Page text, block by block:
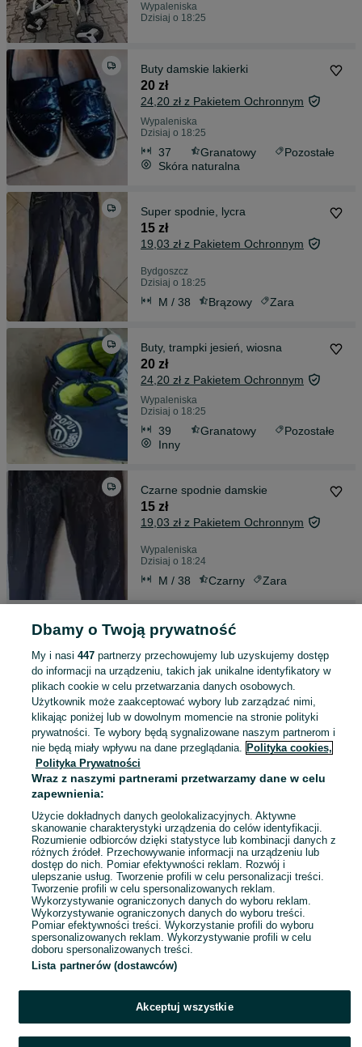
Wypaleniska
Dzisiaj o 18:25
Buty damskie lakierki
20 zł
24,20 zł z Pakietem Ochronnym
Wypaleniska
Dzisiaj o 18:25
37 Granatowy
Pozostałe
Skóra naturalna
Super spodnie, lycra
15 zł
19,03 zł z Pakietem Ochronnym
Bydgoszcz
Dzisiaj o 18:25
M / 38 Brązowy Zara
Buty, trampki jesień, wiosna
20 zł
24,20 zł z Pakietem Ochronnym
Wypaleniska
Dzisiaj o 18:25
39 Granatowy
Pozostałe
Inny
Czarne spodnie damskie
15 zł
19,03 zł z Pakietem Ochronnym
Wypaleniska
Dzisiaj o 18:24
M / 38 Czarny Zara
Piękna granatowa sukienka w białe
kropki
20 zł
24,20 zł z Pakietem Ochronnym
Bydgoszcz
Dzisiaj o 18:24
S / 36 Granatowy
20 zł
Wypaleniska
Dzisiaj o 18:24
S / 36 Czerwony
1 2 3 ... 11
Dbamy o Twoją prywatność
My i nasi 447partnerzy przechowujemy lub uzyskujemy dostęp
do informacji na urządzeniu, takich jak unikalne identyfikatory w
plikach cookie w celu przetwarzania danych osobowych.
Użytkownik może zaakceptować wybory lub zarządzać nimi,
klikając poniżej lub w dowolnym momencie na stronie polityki
prywatności. Te wybory będą sygnalizowane naszym partnerom i
nie będą miały wpływu na dane przeglądania. Polityka cookies,
Polityka Prywatności
Wraz z naszymi partnerami przetwarzamy dane w celu
zapewnienia:
Użycie dokładnych danych geolokalizacyjnych. Aktywne
skanowanie charakterystyki urządzenia do celów identyfikacji.
Rozumienie odbiorców dzięki statystyce lub kombinacji danych z
różnych źródeł. Przechowywanie informacji na urządzeniu lub
dostęp do nich. Pomiar efektywności reklam. Rozwój i
ulepszanie usług. Tworzenie profili w celu personalizacji treści.
Tworzenie profili w celu spersonalizowanych reklam.
Wykorzystywanie ograniczonych danych do wyboru reklam.
Wykorzystywanie ograniczonych danych do wyboru treści.
Pomiar efektywności treści. Wykorzystanie profili do wyboru
spersonalizowanych reklam. Wykorzystywanie profili w celu
doboru spersonalizowanych treści.
Lista partnerów (dostawców)
Akceptuj wszystkie